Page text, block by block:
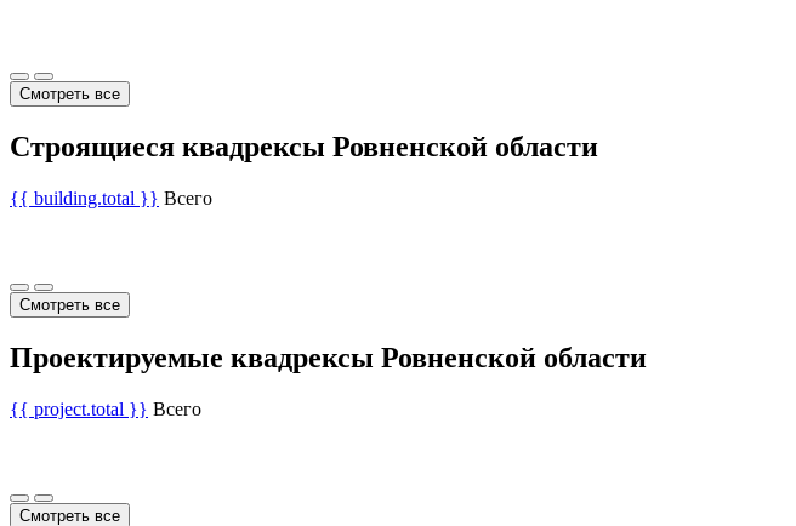
Смотреть все
Строящиеся квадрексы Ровненской области
{{ building.total }} Всего
Смотреть все
Проектируемые квадрексы Ровненской области
{{ project.total }} Всего
Смотреть все